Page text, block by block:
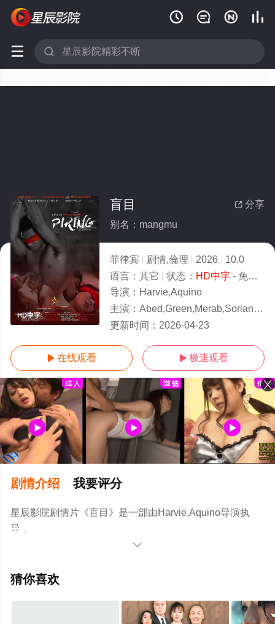
   
 
HD中字
 分享
盲目
别名：mangmu
菲律宾 剧情,倫理 2026
10.0
语言： 其它 状态： HD中字- 免费在线观看
导演： Harvie,Aquino
主演： Abed,Green,Merab,Soriano,Ken,Anderson,Buboy,Villar,Rob,Sy,Mar
更新时间： 2026-04-23
 在线观看  极速观看
剧情介绍 我要评分
星辰影院剧情片《盲目》是一部由Harvie,Aquino导演执
导，
完整版电影大全就上星辰影视，更多相关信息可移步至豆

猜你喜欢